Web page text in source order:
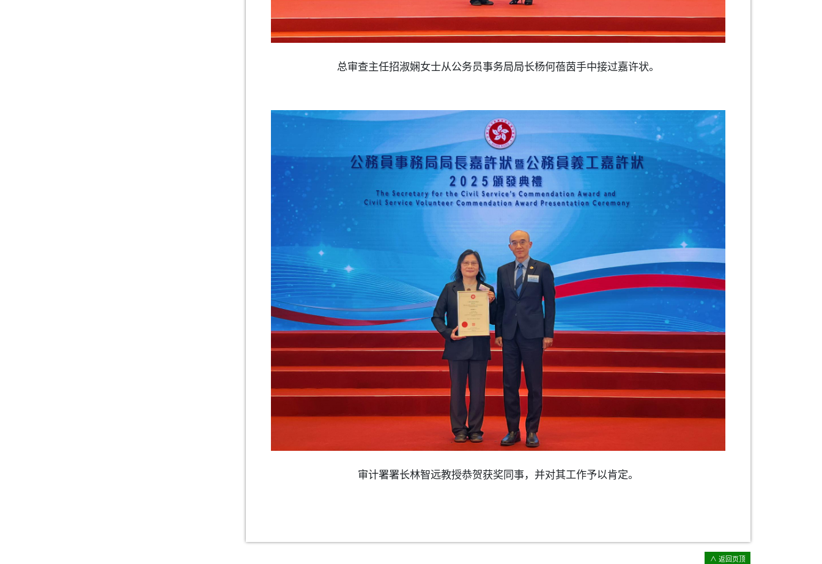
总审查主任招淑娴女士从公务员事务局局长杨何蓓茵手中接过嘉许状。
审计署署长林智远教授恭贺获奖同事，并对其工作予以肯定。
∧ 返回页顶